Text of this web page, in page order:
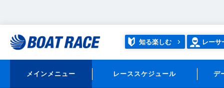
知る楽しむ レーサ
メインメニュー レーススケジュール デ